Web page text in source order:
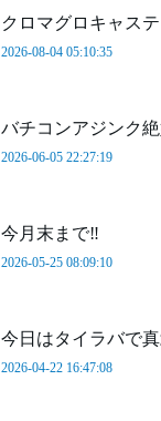
クロマグロキャス
2026-08-04 05:10:35
バチコンアジンク
2026-06-05 22:27:19
今月末まで‼️
2026-05-25 08:09:10
今日はタイラバで
2026-04-22 16:47:08